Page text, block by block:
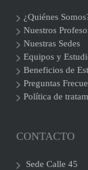
¿Quiénes
Nuestros
Nuestras Sedes
Equipos y
Beneficios de
Preguntas
Política de
CONTACTO
Sede Calle 45